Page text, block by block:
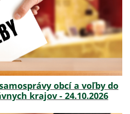
obcí a voľby do
krajov - 24.10.2026